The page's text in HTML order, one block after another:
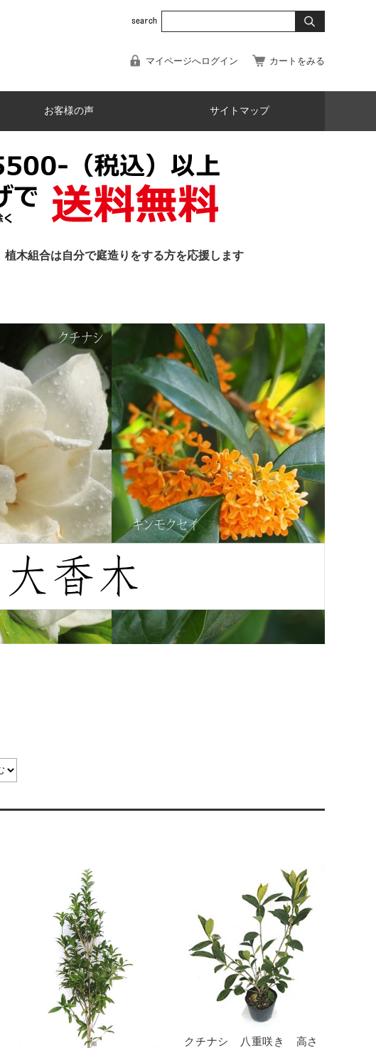
マイページへログイン カートをみる
お客様の声 サイトマップ
植木組合は自分で庭造りをする方を応援します
クチナシ 八重咲き 高さ